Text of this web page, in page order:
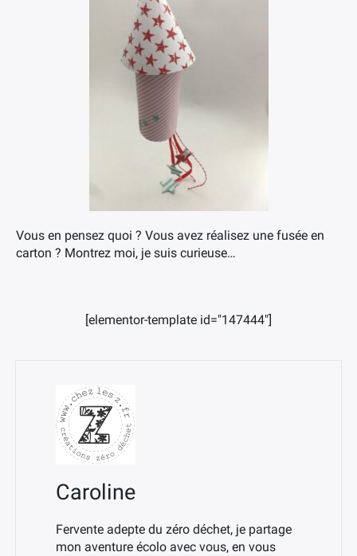
Vous en pensez quoi ? Vous avez réalisez une fusée en
carton ? Montrez moi, je suis curieuse…
[elementor-template id="147444"]
Caroline
Fervente adepte du zéro déchet, je partage
mon aventure écolo avec vous, en vous